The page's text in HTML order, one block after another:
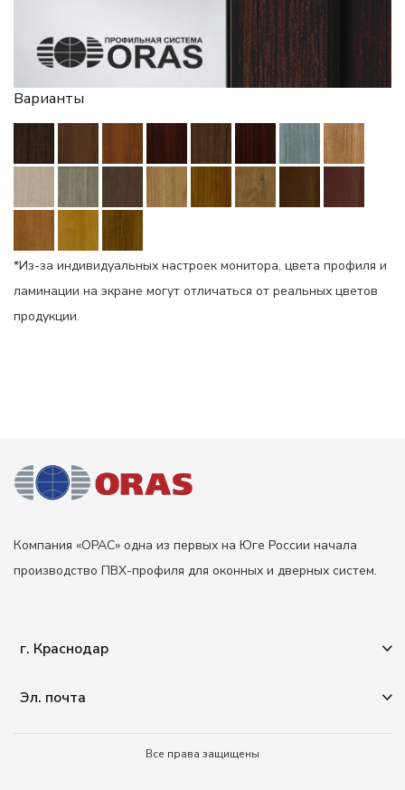
Варианты
*Из-за индивидуальных настроек монитора, цвета профиля и
ламинации на экране могут отличаться от реальных цветов
продукции.
Компания «ОРАС» одна из первых на Юге России начала
производство ПВХ-профиля для оконных и дверных систем.
г. Краснодар
+7 (903) 411 71 77
+7 (861) 944 71 77
Эл. почта
sale@orasplast.ru— отдел продаж
buh@orasplast.ru — бухгалтерия
Все права защищены